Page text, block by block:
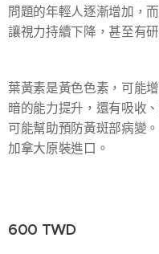
問題的年輕人逐漸增加，
讓視力持續下降，甚至有
葉黃素是黃色色素，可能
暗的能力提升，還有吸收
可能幫助預防黃斑部病變。
加拿大原裝進口。
600 TWD